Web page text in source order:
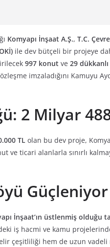
Komyapı İnşaat A.Ş., T.C.
ile dev bütçeli bir projeye
997 konut ve 29
imzaladığını Kamuyu
2 Milyar
TL olan bu dev proje,
ve ticari alanlarla sınırlı
Güçleniyor
İnşaat’ın üstlenmiş
iş hacmi ve kamu
çeşitliliği hem de uzun vadeli